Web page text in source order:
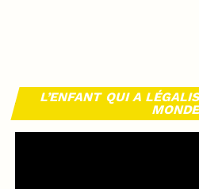
L’ENFANT QUI A